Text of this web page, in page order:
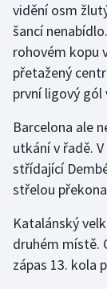
Lyže a
Moderní
Motorsport
Olympijské
Parasport
Plážový
vidění osm
šancí
rohovém kopu
přetažený
první ligový gól
Barcelona ale
utkání v řadě.
střídající
střelou
Katalánský
druhém místě.
zápas 13. kola